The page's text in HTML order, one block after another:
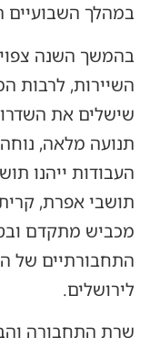
במהלך השבועיים
בהמשך השנה
השיירות, לרבות
שישלים את
תנועה מלאה,
העבודות ייהנו
תושבי אפרת,
מכביש מתקדם
התחבורתיים של
לירושלים.
שרת התחבורה